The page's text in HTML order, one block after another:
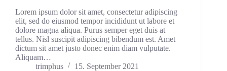
Lorem ipsum dolor sit amet, consectetur adipiscing
elit, sed do eiusmod tempor incididunt ut labore et
dolore magna aliqua. Purus semper eget duis at
tellus. Nisl suscipit adipiscing bibendum est. Amet
dictum sit amet justo donec enim diam vulputate.
Aliquam…
trimphus
15. September 2021